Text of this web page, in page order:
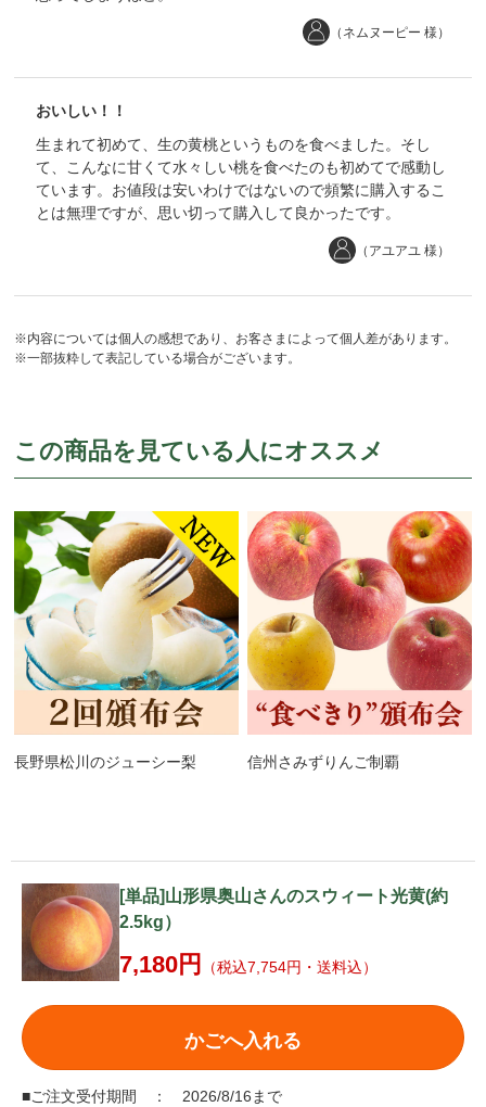
（ネムヌーピー 様）
おいしい！！
生まれて初めて、生の黄桃というものを食べました。そし
て、こんなに甘くて水々しい桃を食べたのも初めてで感動し
ています。お値段は安いわけではないので頻繁に購入するこ
とは無理ですが、思い切って購入して良かったです。
（アユアユ 様）
※内容については個人の感想であり、お客さまによって個人差があります。
※一部抜粋して表記している場合がございます。
この商品を見ている人にオススメ
長野県松川のジューシー梨 信州さみずりんご制覇
[単品]山形県奥山さんのスウィート光黄(約
2.5kg）
7,180円 （税込7,754円・送料込）
かごへ入れる
■ご注文受付期間 ： 2026/8/16まで